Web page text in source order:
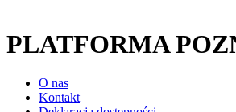
PLATFORMA
O nas
Kontakt